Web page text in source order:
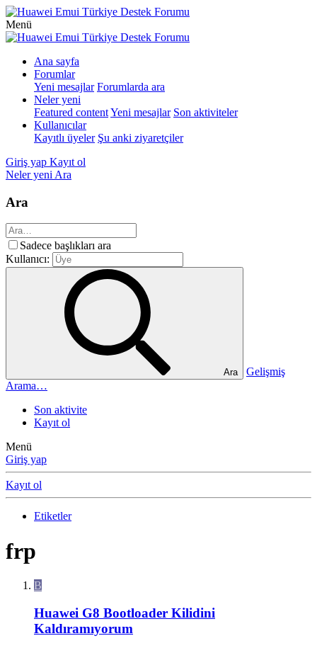
Menü
Ana sayfa
Forumlar
Yeni mesajlar Forumlarda ara
Neler yeni
Featured contentYeni mesajlar Son aktiviteler
Kullanıcılar
Kayıtlı üyeler Şu anki ziyaretçiler
Giriş yap Kayıt ol
Neler yeni Ara
Ara
Sadece başlıkları ara
Kullanıcı:
Ara
Gelişmiş
Arama…
Son aktivite
Kayıt ol
Menü
Giriş yap
Kayıt ol
Etiketler
frp
B
Huawei G8 Bootloader Kilidini
Kaldıramıyorum